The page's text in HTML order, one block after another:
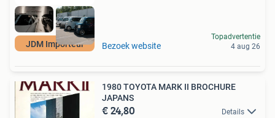
JDM Importeur Bezoek website
Topadvertentie
4 aug 26
1980 TOYOTA MARK II BROCHURE
JAPANS
€ 24,80 Details